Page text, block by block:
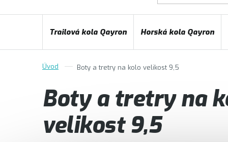
Trailová kola Qayron Horská kola Qayron
Boty a tretry na kolo velikost 9,5
Boty a tretry na
velikost 9,5